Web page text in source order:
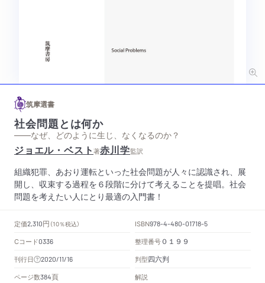
筑摩選書
社会問題とは何か
——なぜ、どのように生じ、なくなるのか？
ジョエル・ベスト著赤川学監訳
組織犯罪、あおり運転といった社会問題が人々に認識され、展
開し、収束する過程を６段階に分けて考えることを提唱。社会
問題を考えたい人にとり最適の入門書！
定価2,310円 （10％税込） ISBN978-4-480-01718-5
Cコード0336 整理番号 ０１９９
刊行日 2020/11/16 判型四六判
ページ数384頁 解説